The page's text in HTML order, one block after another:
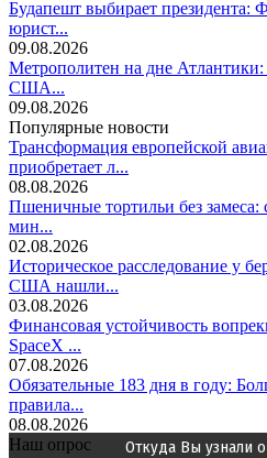
Будапешт выбирает президента:
юрист...
09.08.2026
Метрополитен на дне
США...
09.08.2026
Популярные новости
Трансформация европейской
приобретает л...
08.08.2026
Пшеничные тортильи без замеса:
мин...
02.08.2026
Историческое расследование у
США нашли...
03.08.2026
Финансовая устойчивость
SpaceX ...
07.08.2026
Обязательные 183 дня в году:
правила...
08.08.2026
Наш опрос
Откуда Вы узнали